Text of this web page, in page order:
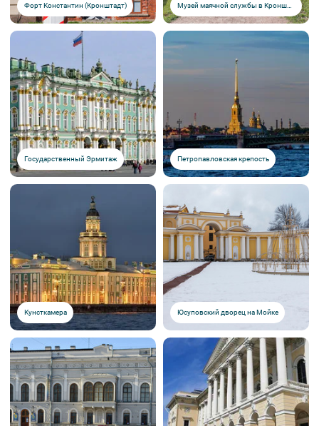
Форт Константин (Кронштадт) Музей маячной службы в Кронштадте
Государственный Эрмитаж Петропавловская крепость
Кунсткамера Юсуповский дворец на Мойке